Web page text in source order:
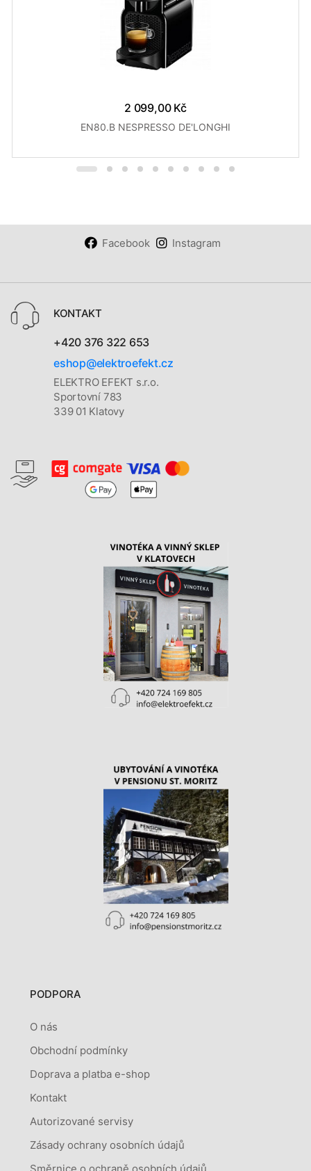
2 099,00 Kč
EN80.B NESPRESSO DE'LONGHI
Facebook Instagram
KONTAKT
+420 376 322 653
eshop@elektroefekt.cz
ELEKTRO EFEKT s.r.o.
Sportovní 783
339 01 Klatovy
PODPORA
O nás
Obchodní podmínky
Doprava a platba e-shop
Kontakt
Autorizované servisy
Zásady ochrany osobních údajů